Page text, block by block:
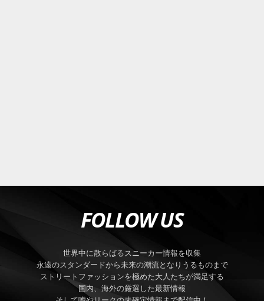
FOLLOW US
世界中に散らばるスニーカー情報を収集
永遠のスタンダードから未来の潮流となりうるものまで
ストリートファッションを極めた大人たちが満足する
国内、海外の厳選した最新情報